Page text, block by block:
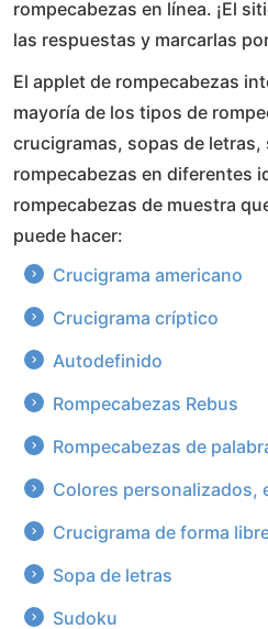
rompecabezas en línea. ¡El
las respuestas y marcarlas
El applet de rompecabezas
mayoría de los tipos de
crucigramas, sopas de
rompecabezas en diferentes
rompecabezas de muestra
puede hacer:
Crucigrama americano
Crucigrama críptico
Autodefinido
Rompecabezas Rebus
Rompecabezas de
Colores personalizados,
Crucigrama de forma
Sopa de letras
Sudoku